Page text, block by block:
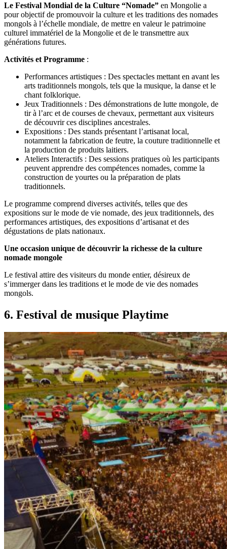
Le Festival Mondial de la Culture “Nomade” en Mongolie a
pour objectif de promouvoir la culture et les traditions des nomades
mongols à l’échelle mondiale, de mettre en valeur le patrimoine
culturel immatériel de la Mongolie et de le transmettre aux
générations futures.
Activités et Programme :
Performances artistiques : Des spectacles mettant en avant les
arts traditionnels mongols, tels que la musique, la danse et le
chant folklorique.
Jeux Traditionnels : Des démonstrations de lutte mongole, de
tir à l’arc et de courses de chevaux, permettant aux visiteurs
de découvrir ces disciplines ancestrales.
Expositions : Des stands présentant l’artisanat local,
notamment la fabrication de feutre, la couture traditionnelle et
la production de produits laitiers.
Ateliers Interactifs : Des sessions pratiques où les participants
peuvent apprendre des compétences nomades, comme la
construction de yourtes ou la préparation de plats
traditionnels.
Le programme comprend diverses activités, telles que des
expositions sur le mode de vie nomade, des jeux traditionnels, des
performances artistiques, des expositions d’artisanat et des
dégustations de plats nationaux.
Une occasion unique de découvrir la richesse de la culture
nomade mongole
Le festival attire des visiteurs du monde entier, désireux de
s’immerger dans les traditions et le mode de vie des nomades
mongols.
6. Festival de musique Playtime